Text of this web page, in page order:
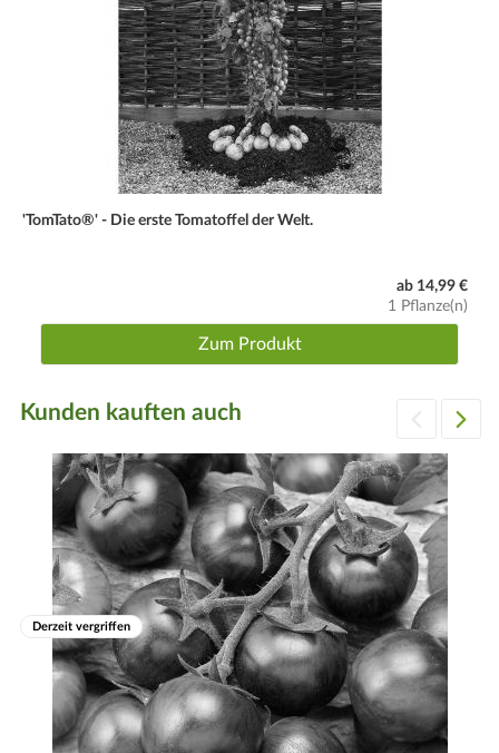
'TomTato®' - Die erste Tomatoffel der Welt.
ab 14,99 €
1 Pflanze(n)
Zum Produkt
Kunden kauften auch
Derzeit vergriffen